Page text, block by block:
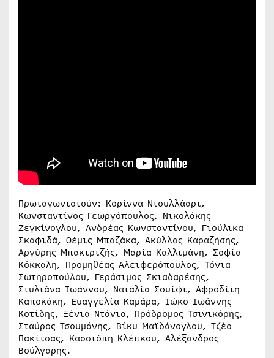
Πρωταγωνιστούν: Κορίννα Ντουλλάαρτ,
Κωνσταντίνος Γεωργόπουλος, Νικολάκης
Ζεγκίνογλου, Ανδρέας Κωνσταντίνου, Γιούλικα
Σκαφιδά, Θέμις Μπαζάκα, Ακύλλας Καραζήσης,
Αργύρης Μπακιρτζής, Μαρία Καλλιμάνη, Σοφία
Κόκκαλη, Προμηθέας Αλειφερόπουλος, Τόνια
Σωτηροπούλου, Γεράσιμος Σκιαδαρέσης,
Στυλιάνα Ιωάννου, Ναταλία Σουίφτ, Αφροδίτη
Καποκάκη, Ευαγγελία Καμάρα, Ιώκο Ιωάννης
Κοτίδης, Ξένια Ντάνια, Πρόδρομος Τσινικόρης,
Σταύρος Τσουμάνης, Βίκυ Μαϊδάνογλου, Τζέο
Πακίτσας, Κασσιόπη Κλέπκου, Αλέξανδρος
Βούλγαρης.